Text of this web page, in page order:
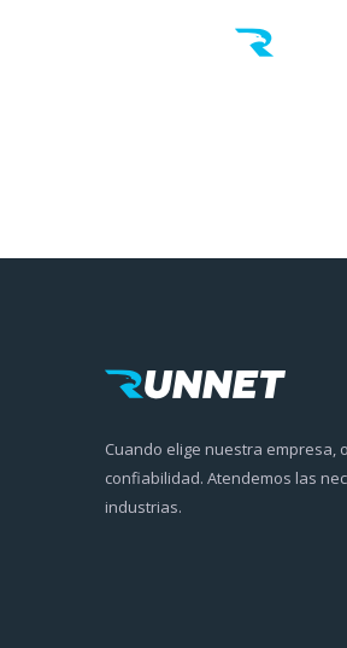
Cuando elige nuestra empresa,
confiabilidad. Atendemos las
industrias.